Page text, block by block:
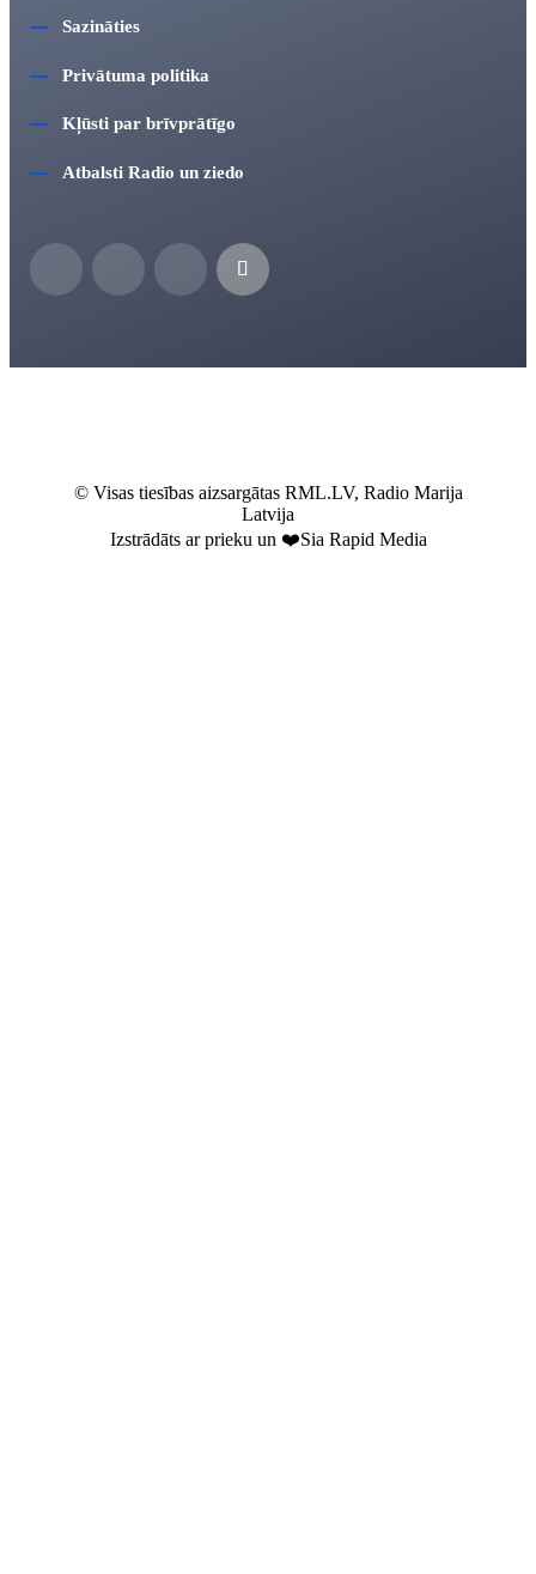
Sazināties
Privātuma politika
Kļūsti par brīvprātīgo
Atbalsti Radio un ziedo
© Visas tiesības aizsargātas RML.LV, Radio Marija
Latvija
Izstrādāts ar prieku un ❤️Sia Rapid Media